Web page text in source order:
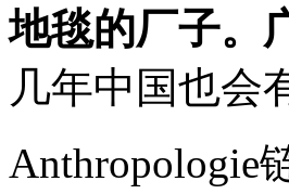
地毯的厂子。
几年中国也会
Anthropologie